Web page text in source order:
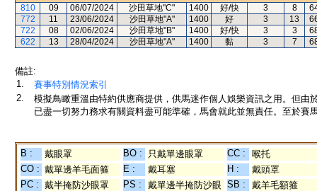
810
09 06/07/2024 沙田草地"C" 1400 好/快 3 8
772
11 23/06/2024 沙田草地"A" 1400 好 3 13
722
08 02/06/2024 沙田草地"B" 1400 好/快 3 3
622
13 28/04/2024 沙田草地"A" 1400 黏 3 7
備註:
1.
賽事特別情況索引
2.
模擬鳥瞰重溫由特約供應商提供，供馬迷作個人娛樂資訊之用。但
已盡一切努力務求有關資料盡可能準確，馬會就此並無責任。至於賽
B : 戴眼罩 BO : 只戴單邊眼罩 CC :
喉托
CO : 戴單邊羊毛面箍 E : 戴耳塞 H :
戴頭罩
PC : 戴半掩防沙眼罩 PS :
戴單邊半掩防沙眼 SB : 戴羊毛額箍